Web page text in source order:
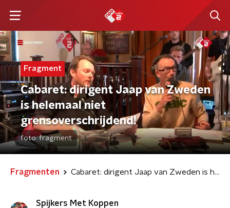
Fragment
Cabaret: dirigent Jaap van Zweden
is helemaal niet
grensoverschrijdend!
foto:fragment
Fragmenten Cabaret: dirigent Jaap van Zweden is helemaal niet grensoverschrijdend!
Spijkers Met Koppen